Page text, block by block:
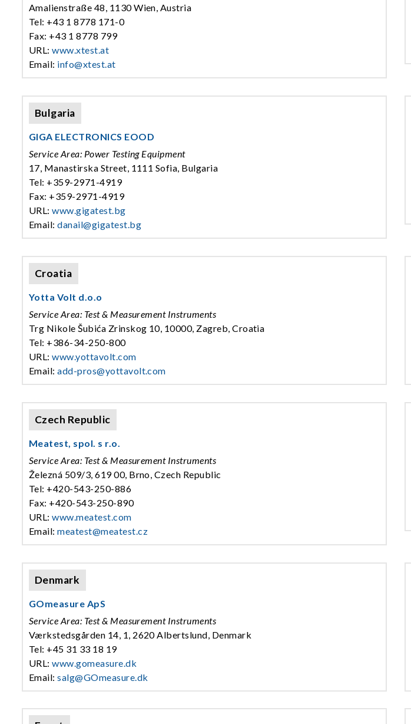
Amalienstraße 48, 1130 Wien, Austria
Tel: +43 1 8778 171-0
Fax: +43 1 8778 799
URL:www.xtest.at
Email: info@xtest.at
Bulgaria
GIGA ELECTRONICS EOOD
Service Area: Power Testing Equipment
17, Manastirska Street, 1111 Sofia, Bulgaria
Tel: +359-2971-4919
Fax: +359-2971-4919
URL:www.gigatest.bg
Email:danail@gigatest.bg
Croatia
Yotta Volt d.o.o
Service Area: Test & Measurement Instruments
Trg Nikole Šubića Zrinskog 10, 10000, Zagreb, Croatia
Tel: +386-34-250-800
URL:www.yottavolt.com
Email:add-pros@yottavolt.com
Czech Republic
Meatest, spol. s r.o.
Service Area: Test & Measurement Instruments
Železná 509/3, 619 00, Brno, Czech Republic
Tel: +420-543-250-886
Fax: +420-543-250-890
URL:www.meatest.com
Email:meatest@meatest.cz
Denmark
GOmeasure ApS
Service Area: Test & Measurement Instruments
Værkstedsgården 14, 1, 2620 Albertslund, Denmark
Tel: +45 31 33 18 19
URL:www.gomeasure.dk
Email:salg@GOmeasure.dk